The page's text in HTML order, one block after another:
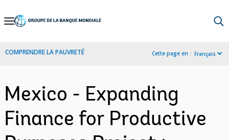
Skip
Navigation
COMPRENDRE LA PAUVRETÉ Cette page en : Français
Mexico - Expanding
Finance for Productive